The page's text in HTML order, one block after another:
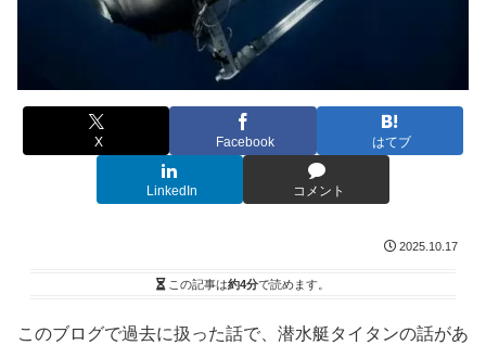
X Facebook はてブ
LinkedIn コメント
2025.10.17
この記事は約4分で読めます。
このブログで過去に扱った話で、潜水艇タイタンの話があ